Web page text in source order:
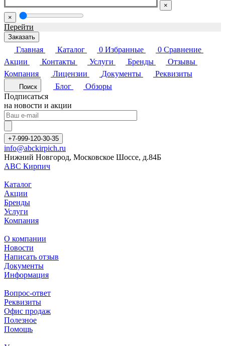
×
×
Перейти
Заказать
Главная Каталог 0 Избранные 0 Сравнение
Акции
Контакты Услуги Бренды
Отзывы
Компания
Лицензии Документы Реквизиты
Поиск Блог
Обзоры
Подписаться
на новости и акции
+7-999-120-30-35
info@abckirpich.ru
Нижний Новгород, Московское Шоссе, д.84Б
АВС Кирпич
Каталог
Акции
Бренды
Услуги
Компания
О компании
Новости
Написать отзыв
Документы
Информация
Вопрос-ответ
Реквизиты
Офис продаж
Полезное
Помощь